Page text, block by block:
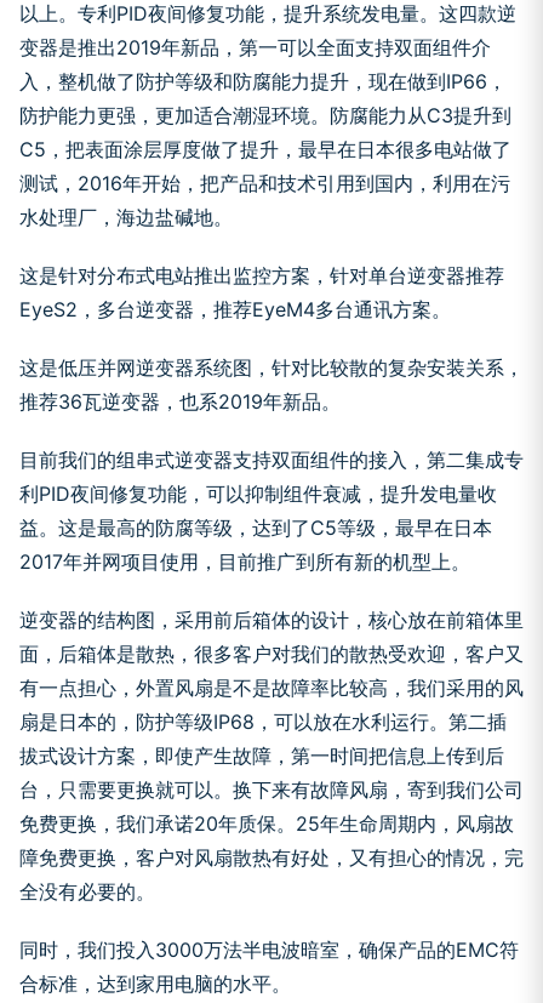
以上。专利PID夜间修复功能，提升系统发电量。这四款逆
变器是推出2019年新品，第一可以全面支持双面组件介
入，整机做了防护等级和防腐能力提升，现在做到IP66，
防护能力更强，更加适合潮湿环境。防腐能力从C3提升到
C5，把表面涂层厚度做了提升，最早在日本很多电站做了
测试，2016年开始，把产品和技术引用到国内，利用在污
水处理厂，海边盐碱地。
这是针对分布式电站推出监控方案，针对单台逆变器推荐
EyeS2，多台逆变器，推荐EyeM4多台通讯方案。
这是低压并网逆变器系统图，针对比较散的复杂安装关系，
推荐36瓦逆变器，也系2019年新品。
目前我们的组串式逆变器支持双面组件的接入，第二集成专
利PID夜间修复功能，可以抑制组件衰减，提升发电量收
益。这是最高的防腐等级，达到了C5等级，最早在日本
2017年并网项目使用，目前推广到所有新的机型上。
逆变器的结构图，采用前后箱体的设计，核心放在前箱体里
面，后箱体是散热，很多客户对我们的散热受欢迎，客户又
有一点担心，外置风扇是不是故障率比较高，我们采用的风
扇是日本的，防护等级IP68，可以放在水利运行。第二插
拔式设计方案，即使产生故障，第一时间把信息上传到后
台，只需要更换就可以。换下来有故障风扇，寄到我们公司
免费更换，我们承诺20年质保。25年生命周期内，风扇故
障免费更换，客户对风扇散热有好处，又有担心的情况，完
全没有必要的。
同时，我们投入3000万法半电波暗室，确保产品的EMC符
合标准，达到家用电脑的水平。